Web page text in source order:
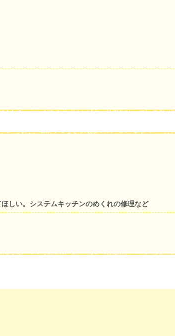
しい。システムキッチンのめくれの修理など